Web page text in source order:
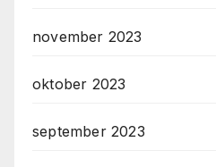
november 2023
oktober 2023
september 2023